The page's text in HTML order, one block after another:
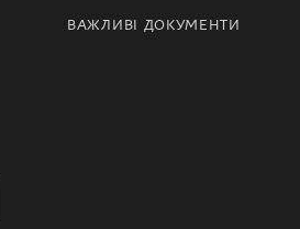
ВАЖЛИВІ ДОКУМЕНТИ